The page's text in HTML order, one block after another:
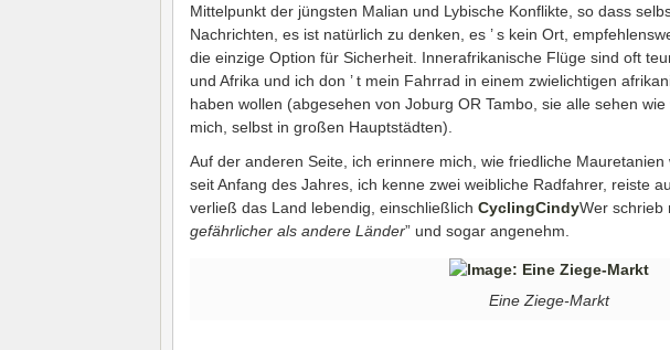
Mittelpunkt der jüngsten Malian und Lybische Konflikte, so dass
Nachrichten, es ist natürlich zu denken, es ’ s kein Ort,
die einzige Option für Sicherheit. Innerafrikanische Flüge sind oft
und Afrika und ich don ’ t mein Fahrrad in einem zwielichtigen
haben wollen (abgesehen von Joburg OR Tambo, sie alle sehen
mich, selbst in großen Hauptstädten).
Auf der anderen Seite, ich erinnere mich, wie friedliche
seit Anfang des Jahres, ich kenne zwei weibliche Radfahrer, reiste
verließ das Land lebendig, einschließlich CyclingCindyWer schrieb
gefährlicher als andere Länder” und sogar angenehm.
Eine Ziege-Markt